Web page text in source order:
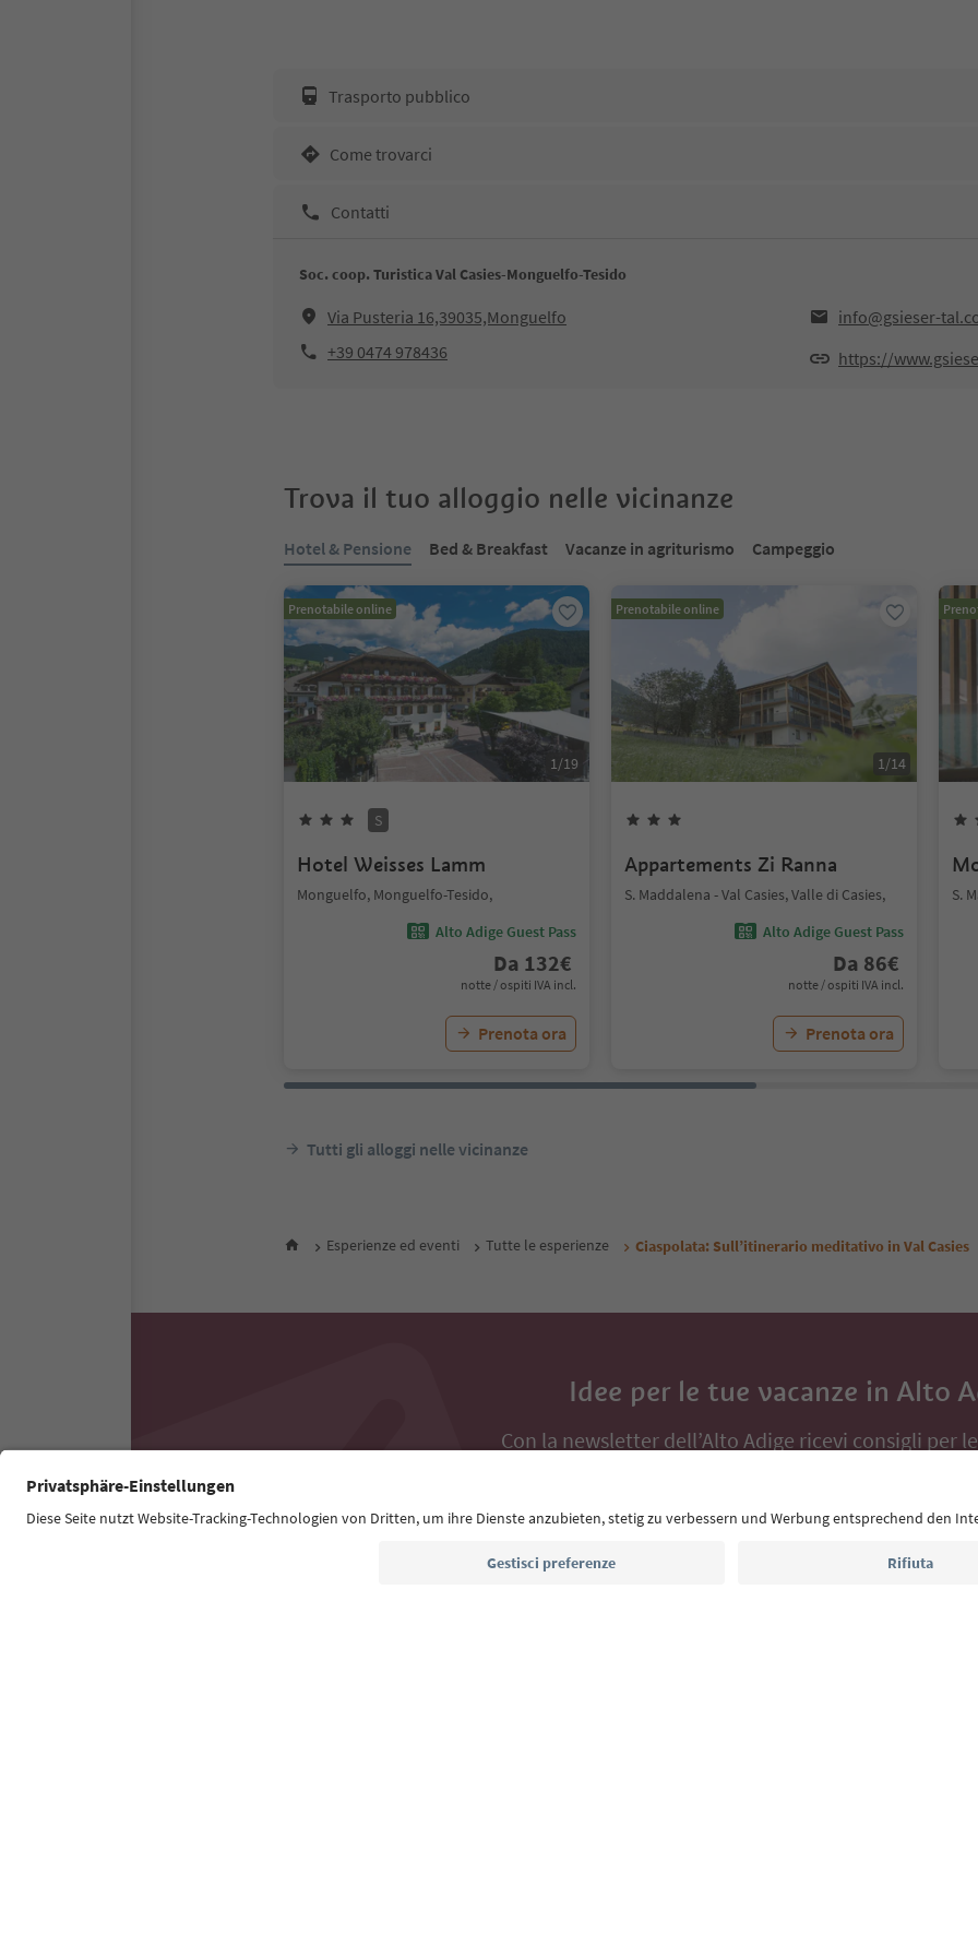
Trasporto pubblico
Come trovarci
Contatti
Soc. coop. Turistica Val Casies-Monguelfo-Tesido
Via Pusteria 16,39035,Monguelfo
info@gsieser-
+39 0474 978436
https://
Trova il tuo alloggio nelle vicinanze
Hotel & Pensione Bed & Breakfast Vacanze in agriturismo Campeggio
Prenotabile online
1/19
S
Hotel Weisses Lamm
Monguelfo, Monguelfo-Tesido,
Alto Adige Guest Pass
Da 132€
notte / ospiti IVA incl.
Prenota ora
Prenotabile online
1/14
Appartements Zi Ranna
S. Maddalena - Val Casies, Valle di Casies,
Alto Adige Guest Pass
Da 86€
notte / ospiti IVA incl.
Prenota ora
S.
Tutti gli alloggi nelle vicinanze
Esperienze ed eventi Tutte le esperienze Ciaspolata: Sull’itinerario meditativo in Val Casies
Idee per le tue vacanze in Alto
Con la newsletter dell’Alto Adige ricevi consigli per